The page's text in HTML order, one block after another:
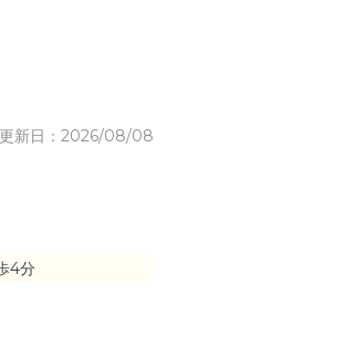
新日：2026/08/08
4分